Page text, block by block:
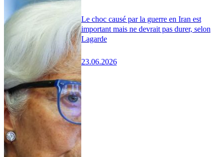
Le choc causé par la guerre en Iran est
important mais ne devrait pas durer, selon
Lagarde
23.06.2026